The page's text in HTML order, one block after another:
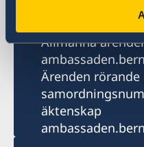
Allmänna
Ärenden
äktenskap